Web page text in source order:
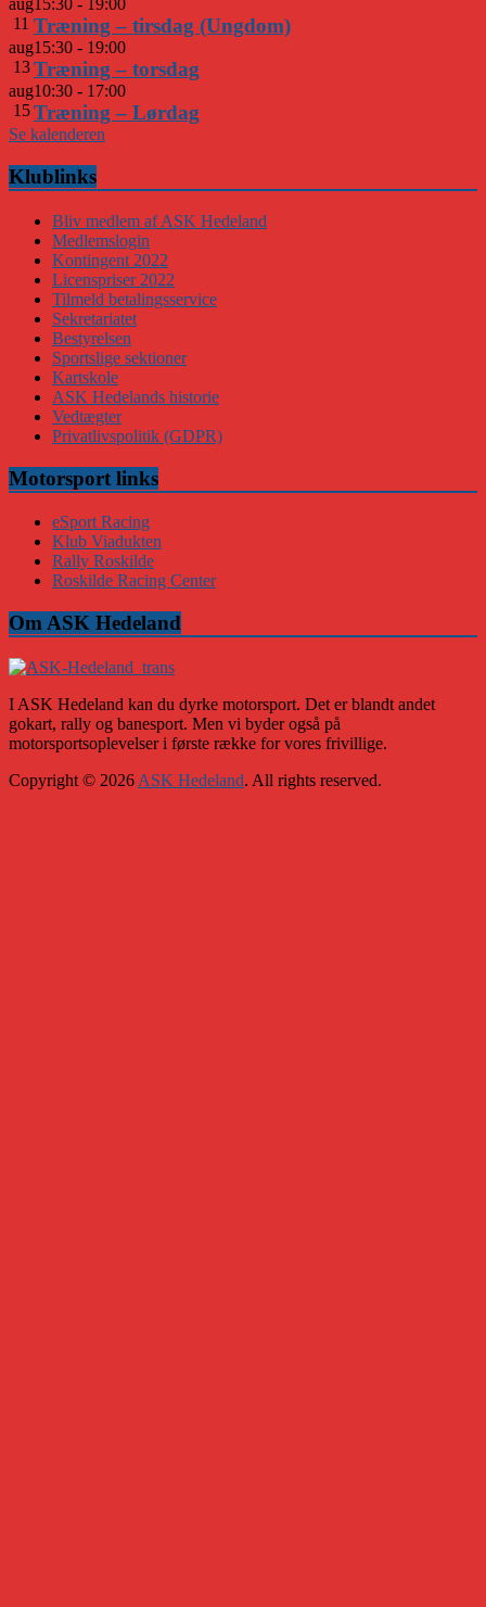
aug
11
15:30 - 19:00
Træning – tirsdag (Ungdom)
aug
13
15:30 - 19:00
Træning – torsdag
aug
15
10:30 - 17:00
Træning – Lørdag
Se kalenderen
Klublinks
Bliv medlem af ASK Hedeland
Medlemslogin
Kontingent 2022
Licenspriser 2022
Tilmeld betalingsservice
Sekretariatet
Bestyrelsen
Sportslige sektioner
Kartskole
ASK Hedelands historie
Vedtægter
Privatlivspolitik (GDPR)
Motorsport links
eSport Racing
Klub Viadukten
Rally Roskilde
Roskilde Racing Center
Om ASK Hedeland
I ASK Hedeland kan du dyrke motorsport. Det er blandt andet
gokart, rally og banesport. Men vi byder også på
motorsportsoplevelser i første række for vores frivillige.
Copyright © 2026 ASK Hedeland. All rights reserved.